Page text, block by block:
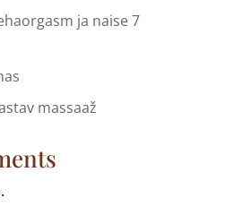
ja naise 7
massaaž